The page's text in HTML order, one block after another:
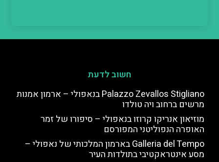
חשוב לדעת
Palazzo Zevallos Stigliano בנאפולי – ארמון אמנות
מרשים ברחוב ויה טולדו
מוזיאון אנריקו קרוזו בנאפולי – סיפורו של זמר
האופרה הנפוליטני המפורסם
Galleria del Tempo בארמון המלכותי של נאפולי –
מסע אינטראקטיבי בתולדות העיר